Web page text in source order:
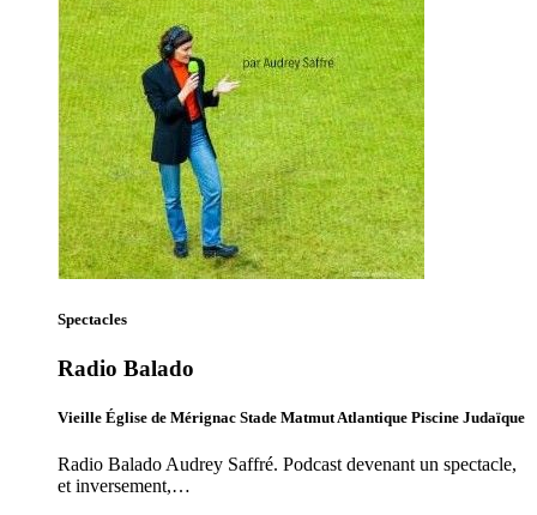
Spectacles
Radio Balado
Vieille Église de Mérignac Stade Matmut Atlantique Piscine Judaïque
Radio Balado Audrey Saffré. Podcast devenant un spectacle,
et inversement,…